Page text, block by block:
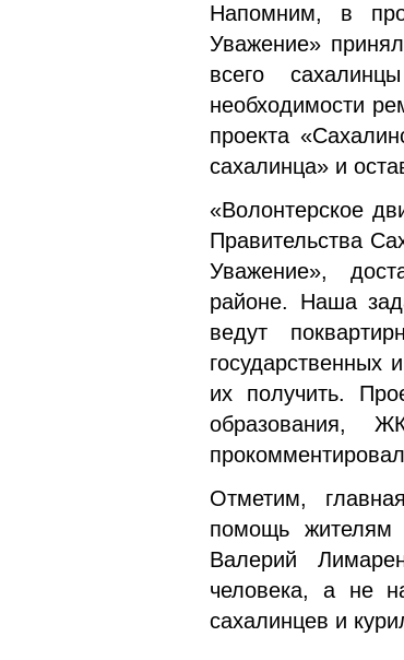
Напомним, в
Уважение»
всего
необходимости
проекта
сахалинца» и
«Волонтерское
Правительства
Уважение»,
районе. Наша
ведут
государственных
их получить.
образования,
Отметим,
помощь
Валерий
человека, а не
сахалинцев и